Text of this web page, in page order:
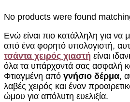
No products were found
Ενώ είναι πιο κατάλληλη για να
από ένα φορητό υπολογιστή,
τσάντα χειρός χιαστή είναι
όλα τα υπάρχοντά σας ασφαλή
Φτιαγμένη από γνήσιο δέρμα,
λαβές χειρός και έναν
ώμου για απόλυτη ευελιξία.